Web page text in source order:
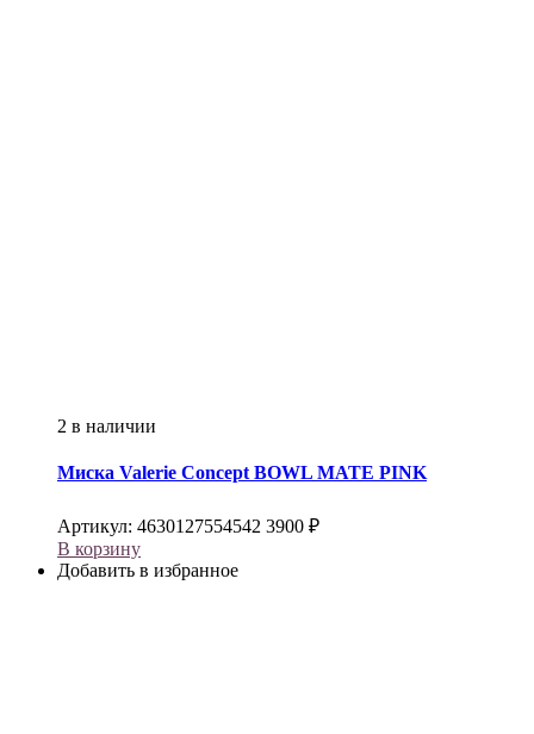
2 в наличии
Миска Valerie Concept BOWL MATE PINK
Артикул: 4630127554542 3900 ₽
В корзину
Добавить в избранное